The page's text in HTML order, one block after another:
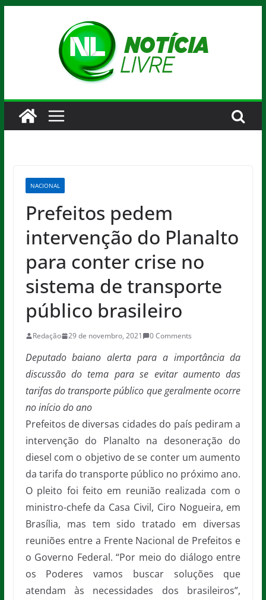
NACIONAL
Prefeitos pedem
intervenção do Planalto
para conter crise no
sistema de transporte
público brasileiro
Redação 29 de novembro, 2021 0 Comments
Deputado baiano alerta para a importância da
discussão do tema para se evitar aumento das
tarifas do transporte público que geralmente ocorre
no início do ano
Prefeitos de diversas cidades do país pediram a
intervenção do Planalto na desoneração do
diesel com o objetivo de se conter um aumento
da tarifa do transporte público no próximo ano.
O pleito foi feito em reunião realizada com o
ministro-chefe da Casa Civil, Ciro Nogueira, em
Brasília, mas tem sido tratado em diversas
reuniões entre a Frente Nacional de Prefeitos e
o Governo Federal. “Por meio do diálogo entre
os Poderes vamos buscar soluções que
atendam às necessidades dos brasileiros”,